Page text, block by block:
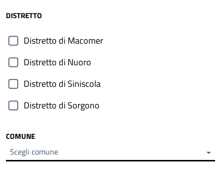
DISTRETTO
Distretto di Macomer
Distretto di Nuoro
Distretto di Siniscola
Distretto di Sorgono
COMUNE
Scegli comune